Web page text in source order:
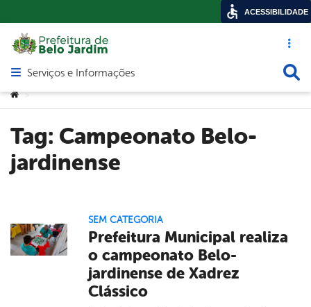
Acesso
Abrir menu principal de navegação
Serviços e Informações
Você está aqui:
>
Tag: Campeonato Belo-
jardinense
SEM CATEGORIA
Prefeitura Municipal realiza
o campeonato Belo-
jardinense de Xadrez
Clássico
ACESSIBILIDADE